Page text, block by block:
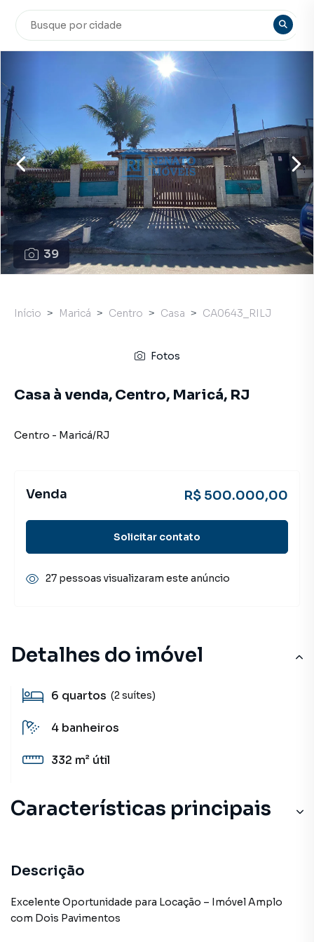
39
Detalhes do imóvel
6 quartos (2 suítes)
4 banheiros
332 m² útil
Características principais
Descrição
Excelente Oportunidade para Locação – Imóvel Amplo
com Dois Pavimentos
Início Maricá Centro Casa CA0643_RILJ
Fotos
Casa à venda, Centro, Maricá, RJ
Centro - Maricá/RJ
Venda R$ 500.000,00
Solicitar contato
27 pessoas visualizaram este anúncio